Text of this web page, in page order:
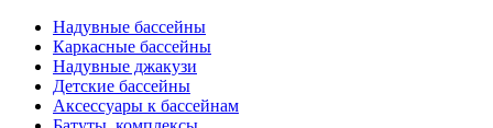
Надувные бассейны
Каркасные бассейны
Надувные джакузи
Детские бассейны
Аксессуары к бассейнам